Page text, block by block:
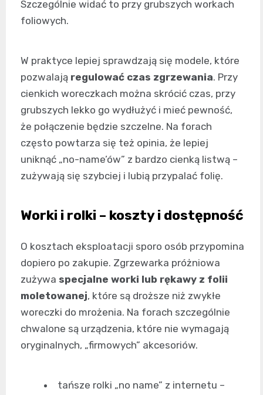
Szczególnie widać to przy grubszych workach
foliowych.
W praktyce lepiej sprawdzają się modele, które
pozwalają regulować czas zgrzewania. Przy
cienkich woreczkach można skrócić czas, przy
grubszych lekko go wydłużyć i mieć pewność,
że połączenie będzie szczelne. Na forach
często powtarza się też opinia, że lepiej
uniknąć „no-name’ów” z bardzo cienką listwą –
zużywają się szybciej i lubią przypalać folię.
Worki i rolki – koszty i dostępność
O kosztach eksploatacji sporo osób przypomina
dopiero po zakupie. Zgrzewarka próżniowa
zużywa specjalne worki lub rękawy z folii
moletowanej, które są droższe niż zwykłe
woreczki do mrożenia. Na forach szczególnie
chwalone są urządzenia, które nie wymagają
oryginalnych, „firmowych” akcesoriów.
tańsze rolki „no name” z internetu –